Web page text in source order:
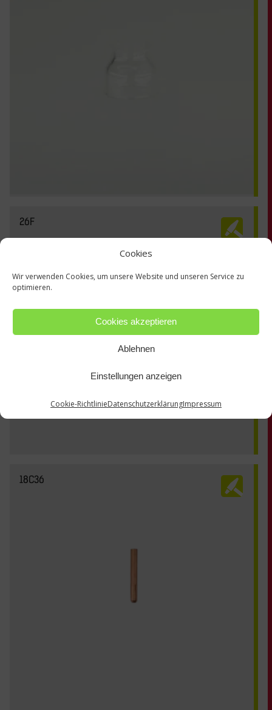
Cookies
Wir verwenden Cookies, um unsere Website und unseren Service zu
optimieren.
Cookies akzeptieren
Ablehnen
Einstellungen anzeigen
Cookie-RichtlinieDatenschutzerklärungImpressum
26F
18C36